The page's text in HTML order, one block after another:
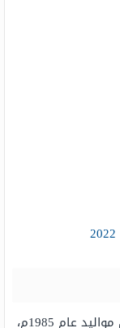
يبلغ عمر كريستيانو رونالدو 37 عامًا، فهو من مواليد عام 1985م،